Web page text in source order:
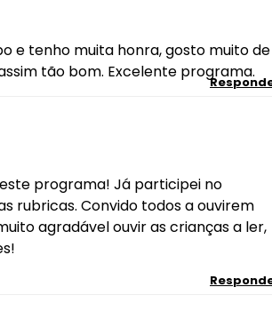
e tenho muita honra, gosto muito de
tão bom. Excelente programa.
programa! Já participei no
rubricas. Convido todos a ouvirem
agradável ouvir as crianças a ler,